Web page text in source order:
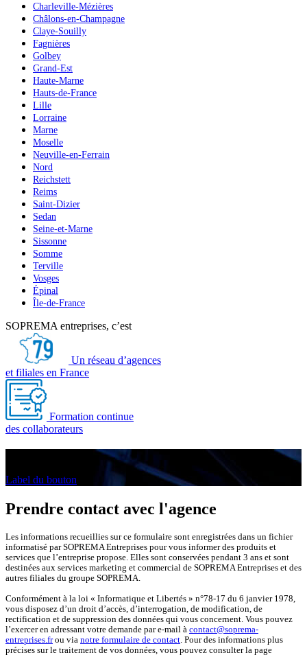
Charleville-Mézières
Châlons-en-Champagne
Claye-Souilly
Fagnières
Golbey
Grand-Est
Haute-Marne
Hauts-de-France
Lille
Lorraine
Marne
Moselle
Neuville-en-Ferrain
Nord
Reichstett
Reims
Saint-Dizier
Sedan
Seine-et-Marne
Sissonne
Somme
Terville
Vosges
Épinal
Île-de-France
SOPREMA entreprises, c’est
Un réseau d’agences
et filiales en France
Formation continue
des collaborateurs
Label du bouton
Prendre contact avec l'agence
Les informations recueillies sur ce formulaire sont enregistrées dans un fichier
informatisé par SOPREMA Entreprises pour vous informer des produits et
services que l’entreprise propose. Elles sont conservées pendant 3 ans et sont
destinées aux services marketing et commercial de SOPREMA Entreprises et des
autres filiales du groupe SOPREMA.
Conformément à la loi « Informatique et Libertés » n°78-17 du 6 janvier 1978,
vous disposez d’un droit d’accès, d’interrogation, de modification, de
rectification et de suppression des données qui vous concernent. Vous pouvez
l’exercer en adressant votre demande par e-mail à contact@soprema-
entreprises.frou via notre formulaire de contact . Pour des informations plus
précises sur le traitement de vos données, vous pouvez consulter la page